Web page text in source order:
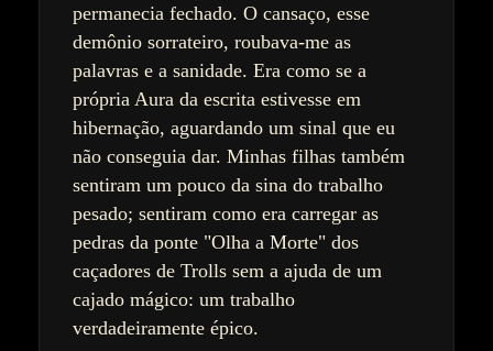
permanecia fechado. O cansaço, esse
demônio sorrateiro, roubava-me as
palavras e a sanidade. Era como se a
própria Aura da escrita estivesse em
hibernação, aguardando um sinal que eu
não conseguia dar. Minhas filhas também
sentiram um pouco da sina do trabalho
pesado; sentiram como era carregar as
pedras da ponte "Olha a Morte" dos
caçadores de Trolls sem a ajuda de um
cajado mágico: um trabalho
verdadeiramente épico.